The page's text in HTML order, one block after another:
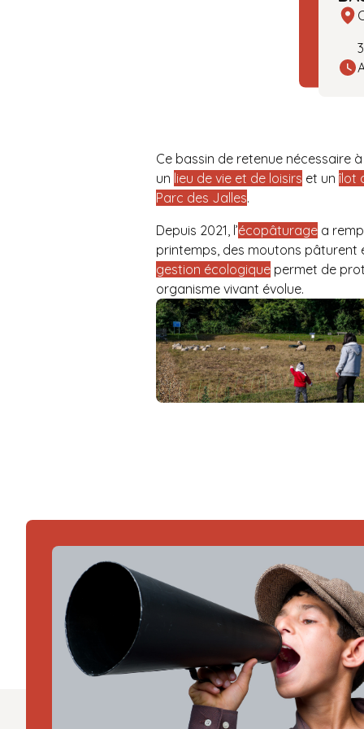
Ce bassin de retenue nécessaire
un lieu de vie et de loisirs et un îlot
Parc des Jalles.
Depuis 2021, l’écopâturage a
printemps, des moutons pâturent
gestion écologique permet de
organisme vivant évolue.